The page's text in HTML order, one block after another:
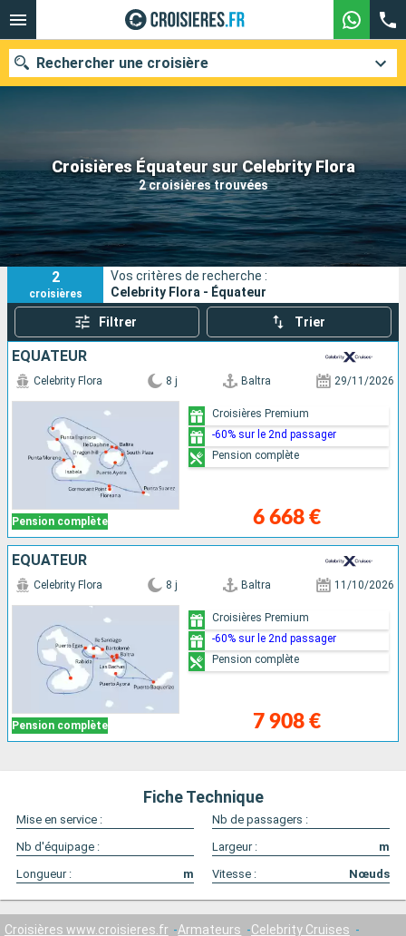
Croisières Équateur sur Celebrity Flora
2 croisières trouvées
Rechercher une croisière
Nos destinations
Mois de départ
Ports Compagnies
Rechercher
2
croisières
Vos critères de recherche :
Celebrity Flora - Équateur
Filtrer Trier
ÉQUATEUR
Pension complète
Celebrity Flora 8 j Baltra 29/11/2026
6 668 €
Croisières Premium
-60% sur le 2nd passager
Pension complète
ÉQUATEUR
Pension complète
Celebrity Flora 8 j Baltra 11/10/2026
7 908 €
Croisières Premium
-60% sur le 2nd passager
Pension complète
Fiche Technique
Mise en service :
Nb de passagers :
Nb d'équipage :
Largeur :
m
Longueur :
m Vitesse : Nœuds
Croisières www.croisieres.fr Armateurs
Celebrity Cruises